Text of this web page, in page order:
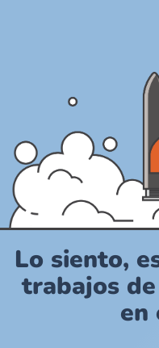
Lo siento,
trabajos
en